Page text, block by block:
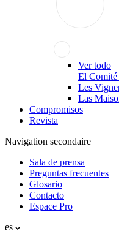
Ver todo
El Comité
Les
Las
Compromisos
Revista
Navigation secondaire
Sala de prensa
Preguntas frecuentes
Glosario
Contacto
Espace Pro
es